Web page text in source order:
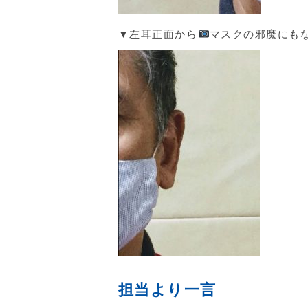
▼左耳正面から マスクの邪魔にも
担当より一言